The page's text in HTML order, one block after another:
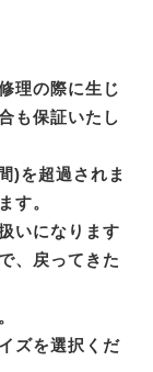
理の際に生じ
も保証いたし
)を超過されま
す。
いになります
、戻ってきた
ズを選択くだ